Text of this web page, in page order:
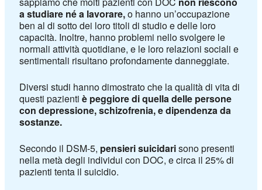
a studiare né a lavorare,o hanno un’occupazione
ben al di sotto dei loro titoli di studio e delle loro
capacità. Inoltre, hanno problemi nello svolgere le
normali attività quotidiane, e le loro relazioni sociali e
sentimentali risultano profondamente danneggiate.
Diversi studi hanno dimostrato che la qualità di vita di
questi pazientiè peggiore di quella delle persone
con depressione, schizofrenia, e dipendenza da
sostanze.
Secondo il DSM-5, pensieri suicidarisono presenti
nella metà degli individui con DOC, e circa il 25% di
pazienti tenta il suicidio.